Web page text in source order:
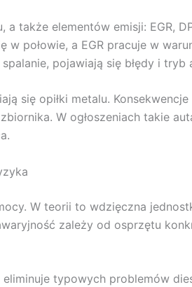
elementów emisji: EGR,
połowie, a EGR pracuje w
pojawiają się błędy i tryb
się opiłki metalu.
W ogłoszeniach takie
W teorii to wdzięczna
zależy od osprzętu
typowych problemów